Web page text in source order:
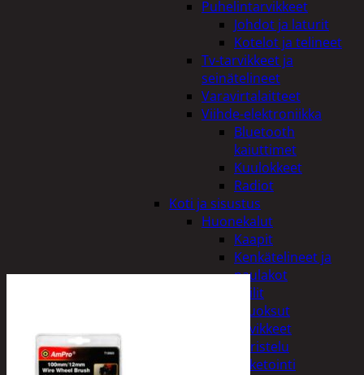
Puhelintarvikkeet
Johdot ja laturit
Kotelot ja telineet
Tv-tarvikkeet ja
seinätelineet
Varavirtalaitteet
Viihde-elektroniikka
Bluetooth
kaiuttimet
Kuulokkeet
Radiot
Koti ja sisustus
Huonekalut
Kaapit
Kenkätelineet ja
naulakot
Peilit
Huonetuoksut
Juhlatarvikkeet
Koristelu
Paketointi